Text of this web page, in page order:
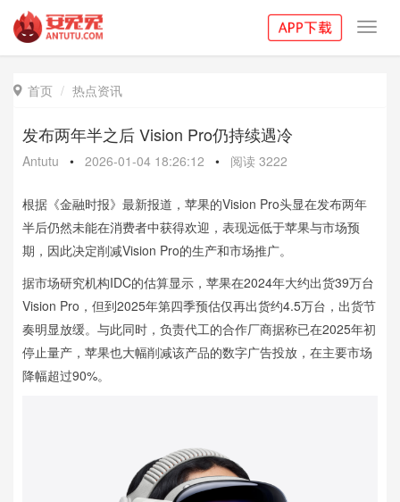
 首页 热点资讯
发布两年半之后 Vision Pro仍持续遇冷
Antutu • 2026-01-04 18:26:12 • 阅读 3222
根据《金融时报》最新报道，苹果的Vision Pro头显在发布两年
半后仍然未能在消费者中获得欢迎，表现远低于苹果与市场预
期，因此决定削减Vision Pro的生产和市场推广。
据市场研究机构IDC的估算显示，苹果在2024年大约出货39万台
Vision Pro，但到2025年第四季预估仅再出货约4.5万台，出货节
奏明显放缓。与此同时，负责代工的合作厂商据称已在2025年初
停止量产，苹果也大幅削减该产品的数字广告投放，在主要市场
降幅超过90%。